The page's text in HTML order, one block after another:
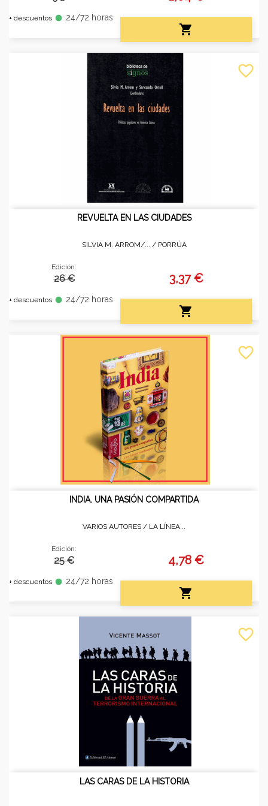
+ descuentos fiber_manual_record 24/72 horas

REVUELTA EN LAS CIUDADES
SILVIA M. ARROM/... / PORRÚA
Edición:
26 €
+ descuentos fiber_manual_record 24/72 horas
3,37 €

favorite_border
INDIA. UNA PASIÓN COMPARTIDA
VARIOS AUTORES / LA LÍNEA...
Edición:
25 €
+ descuentos fiber_manual_record 24/72 horas
4,78 €

favorite_border
LAS CARAS DE LA HISTORIA
favorite_border